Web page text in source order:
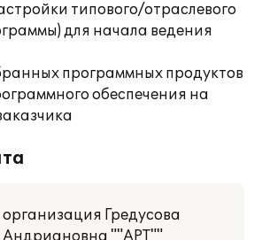
типового/отраслевого
для начала ведения
программных продуктов
обеспечения на
Гредусова
Андриановна ""АРТ""